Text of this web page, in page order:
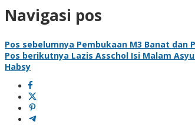
Navigasi pos
Pos sebelumnya Pembukaan M3 Banat dan
Pos berikutnya Lazis Asschol Isi Malam
Habsy